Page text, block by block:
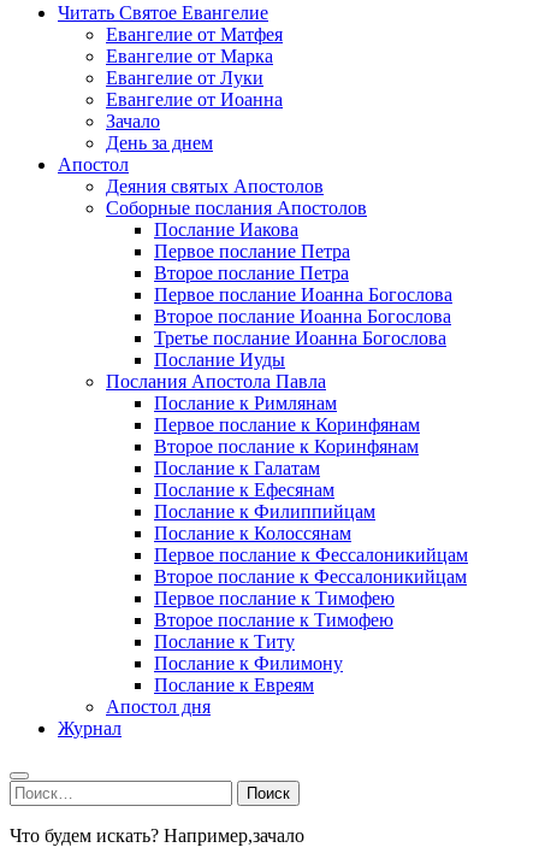
Читать Святое Евангелие
Евангелие от Матфея
Евангелие от Марка
Евангелие от Луки
Евангелие от Иоанна
Зачало
День за днем
Апостол
Деяния святых Апостолов
Соборные послания Апостолов
Послание Иакова
Первое послание Петра
Второе послание Петра
Первое послание Иоанна Богослова
Второе послание Иоанна Богослова
Третье послание Иоанна Богослова
Послание Иуды
Послания Апостола Павла
Послание к Римлянам
Первое послание к Коринфянам
Второе послание к Коринфянам
Послание к Галатам
Послание к Ефесянам
Послание к Филиппийцам
Послание к Колоссянам
Первое послание к Фессалоникийцам
Второе послание к Фессалоникийцам
Первое послание к Тимофею
Второе послание к Тимофею
Послание к Титу
Послание к Филимону
Послание к Евреям
Апостол дня
Журнал
Найти:
Что будем искать? Например,зачало